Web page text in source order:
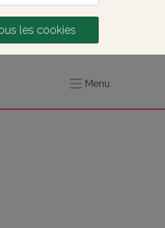
les cookies
Menu